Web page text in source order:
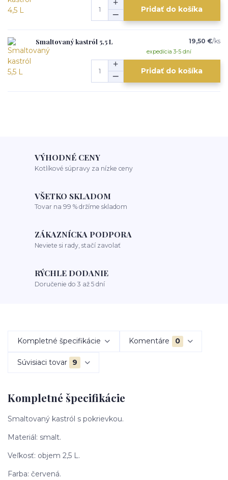
Pridať do košíka
Smaltovaný kastról 5,5 L 19,50 €/ks
expedícia 3-5 dní
Pridať do košíka
VÝHODNÉ CENY
Kotlíkové súpravy za nízke ceny
VŠETKO SKLADOM
Tovar na 99 % držíme skladom
ZÁKAZNÍCKA PODPORA
Neviete si rady, stačí zavolať
RÝCHLE DODANIE
Doručenie do 3 až 5 dní
Kompletné špecifikácie Komentáre 0
Súvisiaci tovar 9
Kompletné špecifikácie
Smaltovaný kastról s pokrievkou.
Materiál: smalt.
Veľkosť: objem 2,5 L.
Farba: červená.